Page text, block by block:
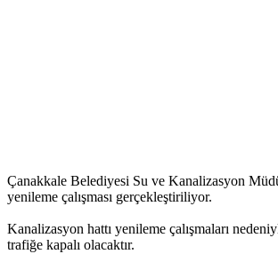
Çanakkale Belediyesi Su ve Kanalizasyon
yenileme çalışması gerçekleştiriliyor.
Kanalizasyon hattı yenileme çalışmaları
trafiğe kapalı olacaktır.